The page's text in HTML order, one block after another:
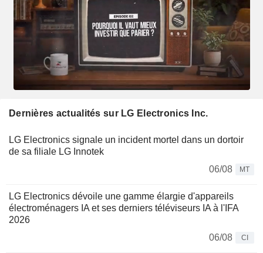
Dernières actualités sur LG Electronics Inc.
LG Electronics signale un incident mortel dans un dortoir
de sa filiale LG Innotek
06/08
MT
LG Electronics dévoile une gamme élargie d'appareils
électroménagers IA et ses derniers téléviseurs IA à l'IFA
2026
06/08
CI